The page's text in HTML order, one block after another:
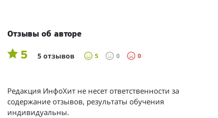
Отзывы об авторе
5 5 отзывов 5 0 0
Редакция ИнфоХит не несет ответственности за
содержание отзывов, результаты обучения
индивидуальны.